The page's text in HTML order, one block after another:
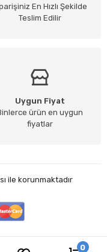
En Hızlı Şekilde
Teslim Edilir
Uygun Fiyat
ürün en uygun
fiyatlar
ile korunmaktadır
0